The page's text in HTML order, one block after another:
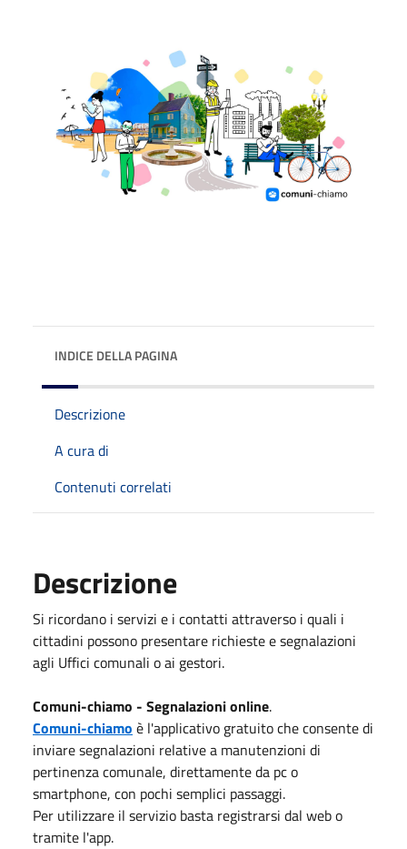
INDICE DELLA PAGINA
Descrizione
A cura di
Contenuti correlati
Descrizione
Si ricordano i servizi e i contatti attraverso i quali i
cittadini possono presentare richieste e segnalazioni
agli Uffici comunali o ai gestori.
Comuni-chiamo - Segnalazioni online.
Comuni-chiamo è l'applicativo gratuito che consente di
inviare segnalazioni relative a manutenzioni di
pertinenza comunale, direttamente da pc o
smartphone, con pochi semplici passaggi.
Per utilizzare il servizio basta registrarsi dal web o
tramite l'app.